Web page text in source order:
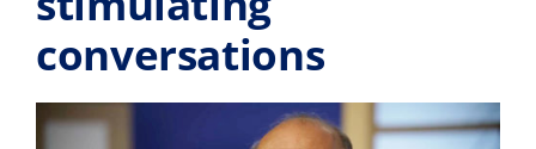
conversations